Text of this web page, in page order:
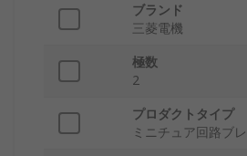
ブランド
三菱電機
極数
2
プロダクトタイプ
ミニチュア回路ブ